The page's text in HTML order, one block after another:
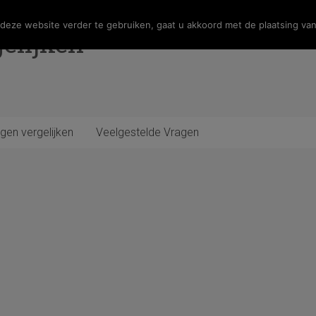
vergelijken Veelgestelde Vragen
website verder te gebruiken, gaat u akkoord met de plaatsing